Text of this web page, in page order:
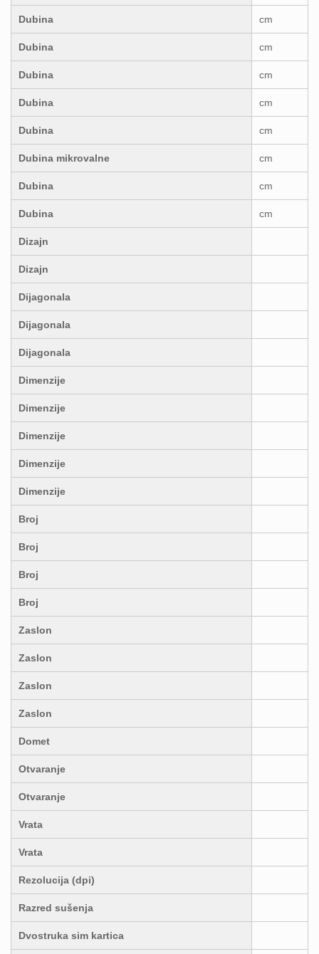
Dubina cm
Dubina cm
Dubina cm
Dubina cm
Dubina cm
Dubina mikrovalne cm
Dubina cm
Dubina cm
Dizajn
Dizajn
Dijagonala
Dijagonala
Dijagonala
Dimenzije
Dimenzije
Dimenzije
Dimenzije
Dimenzije
Broj
Broj
Broj
Broj
Zaslon
Zaslon
Zaslon
Zaslon
Domet
Otvaranje
Otvaranje
Vrata
Vrata
Rezolucija (dpi)
Razred sušenja
Dvostruka sim kartica